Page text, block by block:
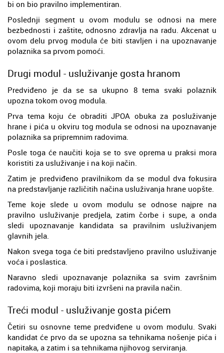
bi on bio pravilno implementiran.
Poslednji segment u ovom modulu se odnosi na mere
bezbednosti i zaštite, odnosno zdravlja na radu. Akcenat u
ovom delu prvog modula će biti stavljen i na upoznavanje
polaznika sa prvom pomoći.
Drugi modul - usluživanje gosta hranom
Predviđeno je da se sa ukupno 8 tema svaki polaznik
upozna tokom ovog modula.
Prva tema koju će obraditi JPOA obuka za posluživanje
hrane i pića u okviru tog modula se odnosi na upoznavanje
polaznika sa pripremnim radovima.
Posle toga će naučiti koja se to sve oprema u praksi mora
koristiti za usluživanje i na koji način.
Zatim je predviđeno pravilnikom da se modul dva fokusira
na predstavljanje različitih načina usluživanja hrane uopšte.
Teme koje slede u ovom modulu se odnose najpre na
pravilno usluživanje predjela, zatim čorbe i supe, a onda
sledi upoznavanje kandidata sa pravilnim usluživanjem
glavnih jela.
Nakon svega toga će biti predstavljeno pravilno usluživanje
voća i poslastica.
Naravno sledi upoznavanje polaznika sa svim završnim
radovima, koji moraju biti izvršeni na pravila način.
Treći modul - usluživanje gosta pićem
Četiri su osnovne teme predviđene u ovom modulu. Svaki
kandidat će prvo da se upozna sa tehnikama nošenje pića i
napitaka, a zatim i sa tehnikama njihovog serviranja.